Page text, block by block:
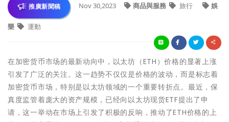
推廣新聞稿 Nov 30,2023 商品與服務 旅行 娛
樂 運動
在加密货币市场的最新动向中，以太坊（ETH）价格的显著上涨
引发了广泛的关注。这一趋势不仅仅是价格的波动，而是标志着
加密货币市场，特别是以太坊领域的一个重要转折点。最近，保
真度监管着庞大的资产规模，已经向以太坊现货ETF提出了申
请，这一举动在市场上引发了积极的反响，推动了ETH价格的上